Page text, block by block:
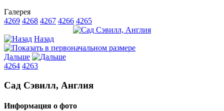
Галерея
4269 4268 4267 4266 4265
Назад
Дальше
4264 4263
Сад Сэвилл, Англия
Информация о фото